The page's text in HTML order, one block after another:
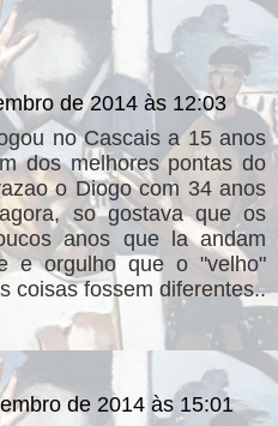
de 2014 às 12:03
no Cascais a 15 anos
dos melhores pontas do
o Diogo com 34 anos
so gostava que os
anos que la andam
e orgulho que o "velho"
coisas fossem diferentes..
de 2014 às 15:01